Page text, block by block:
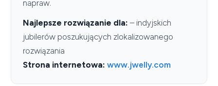
napraw.
Najlepsze rozwiązanie dla:– indyjskich
jubilerów poszukujących zlokalizowanego
rozwiązania
Strona internetowa: www.jwelly.com